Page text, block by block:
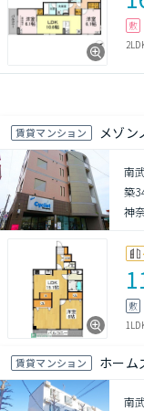
敷
賃貸マンション メゾン
南
築
神
敷
賃貸マンション ホーム
南